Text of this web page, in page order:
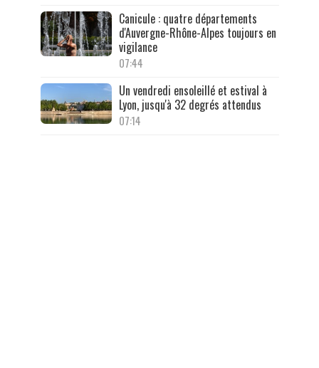
Canicule : quatre départements
d'Auvergne-Rhône-Alpes toujours en
vigilance
07:44
Un vendredi ensoleillé et estival à
Lyon, jusqu'à 32 degrés attendus
07:14